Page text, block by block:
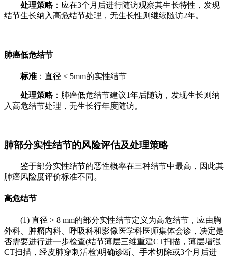
处理策略：应在3个月后进行随访观察其生长特性，发现
结节生长纳入高危结节处理，无生长性则继续随访2年。
肺癌低危结节
标准 ：直径 < 5mm的实性结节
处理策略：肺癌低危结节建议1年后随访，发现生长则纳
入高危结节处理，无生长行年度随访。
肺部分实性结节的风险评估及处理策略
鉴于部分实性结节的恶性概率在三种结节中最高，因此其
肺癌风险度评价标准不同。
高危结节
(1) 直径 > 8 mm的部分实性结节定义为高危结节，应由胸
外科、肿瘤内科、呼吸科和影像医学科医师集体会诊，决定是
否需要进行进一步检查(结节薄层三维重建CT扫描，薄层增强
CT扫描，经皮肺穿刺活检)明确诊断、手术切除或3个月后进